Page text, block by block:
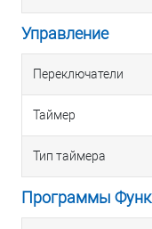
Управление
Переключатели
Таймер
Тип таймера
Программы